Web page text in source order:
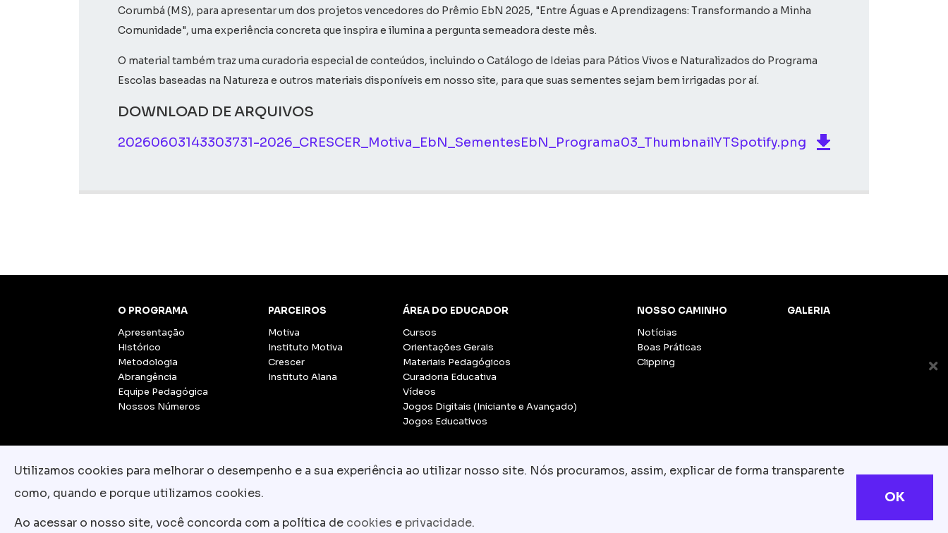
Corumbá (MS), para apresentar um dos projetos vencedores do Prêmio EbN 2025, "Entre Águas e Aprendizagens: Transformando a Minha
Comunidade", uma experiência concreta que inspira e ilumina a pergunta semeadora deste mês.
O material também traz uma curadoria especial de conteúdos, incluindo o Catálogo de Ideias para Pátios Vivos e Naturalizados do Programa
Escolas baseadas na Natureza e outros materiais disponíveis em nosso site, para que suas sementes sejam bem irrigadas por aí.
DOWNLOAD DE ARQUIVOS
20260603143303731-2026_CRESCER_Motiva_EbN_SementesEbN_Programa03_ThumbnailYTSpotify.png
O PROGRAMA
Apresentação
Histórico
Metodologia
Abrangência
Equipe Pedagógica
Nossos Números
PARCEIROS
Motiva
Instituto Motiva
Crescer
Instituto Alana
ÁREA DO EDUCADOR
Cursos
Orientações Gerais
Materiais Pedagógicos
Curadoria Educativa
Vídeos
Jogos Digitais (Iniciante e Avançado)
Jogos Educativos
NOSSO CAMINHO
Notícias
Boas Práticas
Clipping
GALERIA
Termos e Condições de Uso
Utilizamos cookies para melhorar o desempenho e a sua experiência ao utilizar nosso site. Nós procuramos, assim, explicar de forma transparente
como, quando e porque utilizamos cookies.
Ao acessar o nosso site, você concorda com a política de cookies e privacidade.
OK